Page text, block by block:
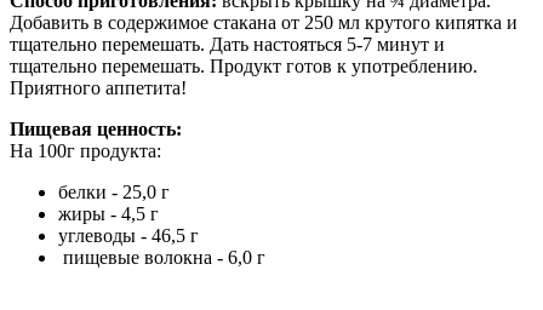
Добавить в содержимое стакана от 250 мл крутого кипятка и
тщательно перемешать. Дать настояться 5-7 минут и
тщательно перемешать. Продукт готов к употреблению.
Приятного аппетита!
Пищевая ценность:
На 100г продукта:
белки - 25,0 г
жиры - 4,5 г
углеводы - 46,5 г
пищевые волокна - 6,0 г